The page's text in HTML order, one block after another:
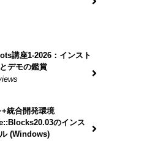
講座1-2026：インスト
デモの鑑賞
統合開発環境
のインス
ル (Windows)